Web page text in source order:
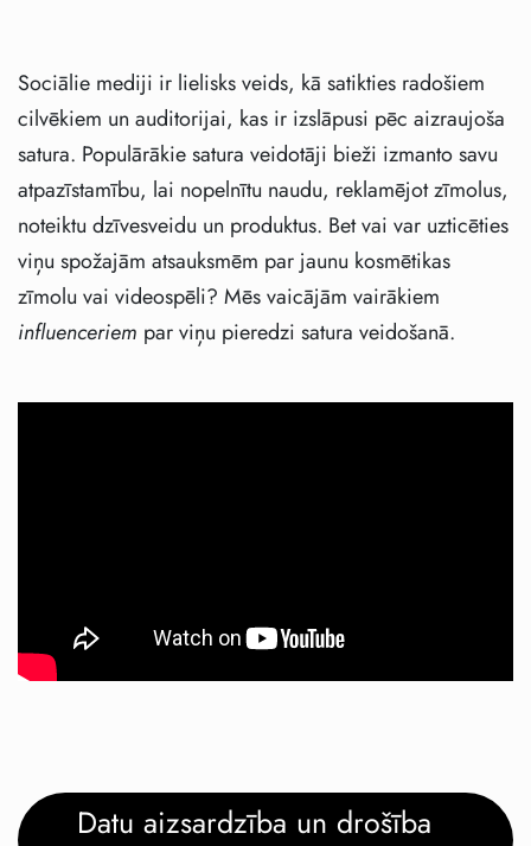
Sociālie mediji ir lielisks veids, kā satikties radošiem
cilvēkiem un auditorijai, kas ir izslāpusi pēc aizraujoša
satura. Populārākie satura veidotāji bieži izmanto savu
atpazīstamību, lai nopelnītu naudu, reklamējot zīmolus,
noteiktu dzīvesveidu un produktus. Bet vai var uzticēties
viņu spožajām atsauksmēm par jaunu kosmētikas
zīmolu vai videospēli? Mēs vaicājām vairākiem
influenceriem par viņu pieredzi satura veidošanā.
Datu aizsardzība un drošība